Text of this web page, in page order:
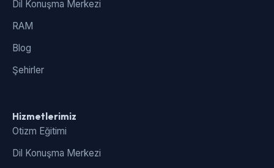
Dil Konuşma Merkezi
RAM
Blog
Şehirler
Hizmetlerimiz
Otizm Eğitimi
Dil Konuşma Merkezi